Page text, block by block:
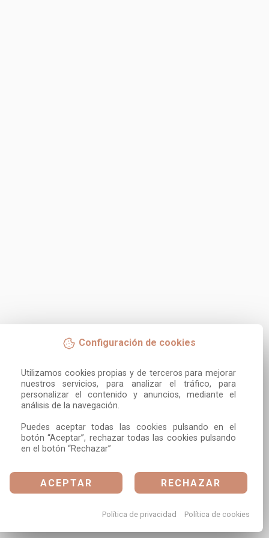
Configuración de cookies
Utilizamos cookies propias y de terceros para mejorar
nuestros servicios, para analizar el tráfico, para
personalizar el contenido y anuncios, mediante el
análisis de la navegación.
Puedes aceptar todas las cookies pulsando en el
botón “Aceptar”, rechazar todas las cookies pulsando
en el botón “Rechazar”
ACEPTAR RECHAZAR
Política de privacidad Política de cookies